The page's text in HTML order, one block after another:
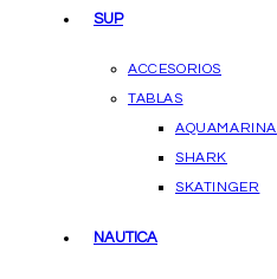
SUP
ACCESORIOS
TABLAS
AQUAMARINA
SHARK
SKATINGER
NAUTICA